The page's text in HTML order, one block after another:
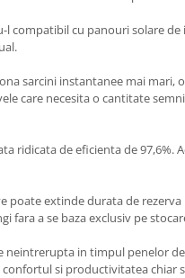
compatibil cu panouri solare
sarcini instantanee mai
care necesita o cantitate
ridicata de eficienta de
poate extinde durata de
fara a se baza exclusiv pe
in timpul penelor
si productivitatea